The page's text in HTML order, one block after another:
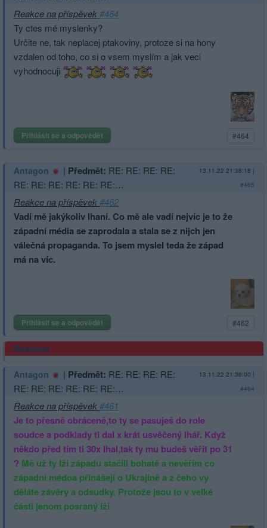
Reakce na příspěvek#464
Ty ctes mé myslenky?
Určite ne, tak neplacej ptakoviny, protoze si na hony
vzdalen od toho, co si o vsem myslím a jak veci
vyhodnocuji
Přihlásit se a odpovědět #464
Antagon | Předmět: RE: RE: RE: RE:
RE: RE: RE: RE: RE: RE:…
13.11.22 21:38:18 |
#465
Reakce na příspěvek#462
Vadí mě jakýkoliv lhaní. Co mě ale vadí nejvíc je to že
západní média se zaprodala a stala se z nijch jen
válečná propaganda. To jsem myslel teda že západ
má na víc.
Přihlásit se a odpovědět #462
Reklama
Antagon | Předmět: RE: RE: RE: RE:
RE: RE: RE: RE: RE: RE:…
13.11.22 21:36:00 |
#464
Reakce na příspěvek#461
Je to přesně obráceně,to ty se pasuješ do role
soudce a podklady ti dal x krát usvěčený lhář. Když
někdo před tím ti 30x lhal,tak ty mu budeš věřít po 31
? Mě už ty lži západu stačili bohatě a nevěřím co
západní médoa přinášejí o Ukrajině a z čeho vy
děláte závěry a odsudky. Protože jsou to v velké
části jenom posraný lži